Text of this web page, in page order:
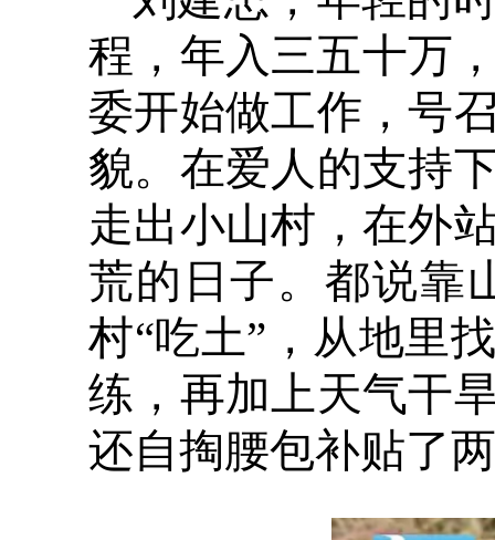
程，年入三五十万
委开始做工作，号
貌。在爱人的支持
走出小山村，在外
荒的日子。都说靠
村“吃土”，从地里
练，再加上天气干
还自掏腰包补贴了